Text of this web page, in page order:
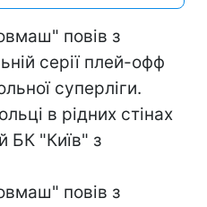
повів з
серії плей-офф
суперліги.
в рідних стінах
БК "Київ" з
повів з